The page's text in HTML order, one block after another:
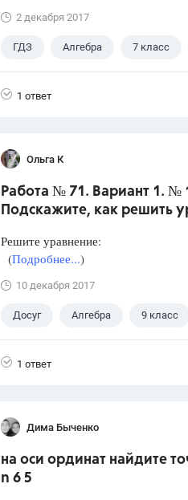
2 декабря 2017
ГДЗ Алгебра 7 класс
1 ответ
Ольга К
Работа № 71. Вариант 1. №
Подскажите, как решить
Решите уравнение:
(Подробнее...)
10 декабря 2017
Досуг Алгебра 9 класс
1 ответ
Дима Быченко
на оси ординат найдите
n 6 5